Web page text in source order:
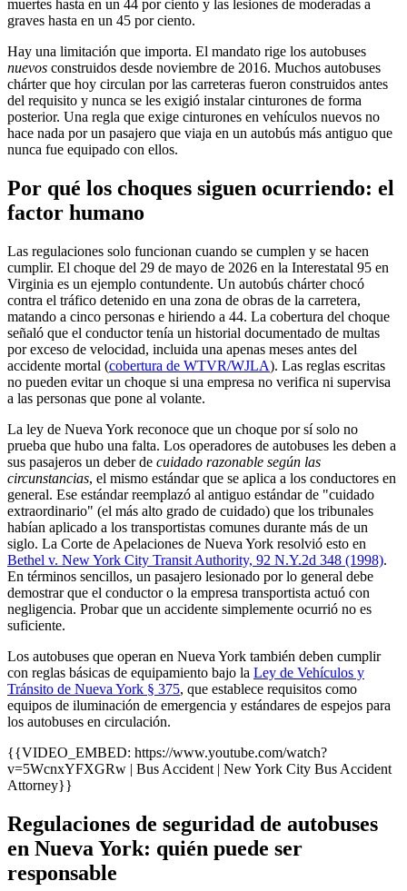
muertes hasta en un 44 por ciento y las lesiones de moderadas a
graves hasta en un 45 por ciento.
Hay una limitación que importa. El mandato rige los autobuses
nuevos construidos desde noviembre de 2016. Muchos autobuses
chárter que hoy circulan por las carreteras fueron construidos antes
del requisito y nunca se les exigió instalar cinturones de forma
posterior. Una regla que exige cinturones en vehículos nuevos no
hace nada por un pasajero que viaja en un autobús más antiguo que
nunca fue equipado con ellos.
Por qué los choques siguen ocurriendo: el
factor humano
Las regulaciones solo funcionan cuando se cumplen y se hacen
cumplir. El choque del 29 de mayo de 2026 en la Interestatal 95 en
Virginia es un ejemplo contundente. Un autobús chárter chocó
contra el tráfico detenido en una zona de obras de la carretera,
matando a cinco personas e hiriendo a 44. La cobertura del choque
señaló que el conductor tenía un historial documentado de multas
por exceso de velocidad, incluida una apenas meses antes del
accidente mortal (cobertura de WTVR/WJLA). Las reglas escritas
no pueden evitar un choque si una empresa no verifica ni supervisa
a las personas que pone al volante.
La ley de Nueva York reconoce que un choque por sí solo no
prueba que hubo una falta. Los operadores de autobuses les deben a
sus pasajeros un deber de cuidado razonable según las
circunstancias, el mismo estándar que se aplica a los conductores en
general. Ese estándar reemplazó al antiguo estándar de "cuidado
extraordinario" (el más alto grado de cuidado) que los tribunales
habían aplicado a los transportistas comunes durante más de un
siglo. La Corte de Apelaciones de Nueva York resolvió esto en
Bethel v. New York City Transit Authority, 92 N.Y.2d 348 (1998).
En términos sencillos, un pasajero lesionado por lo general debe
demostrar que el conductor o la empresa transportista actuó con
negligencia. Probar que un accidente simplemente ocurrió no es
suficiente.
Los autobuses que operan en Nueva York también deben cumplir
con reglas básicas de equipamiento bajo la Ley de Vehículos y
Tránsito de Nueva York § 375, que establece requisitos como
equipos de iluminación de emergencia y estándares de espejos para
los autobuses en circulación.
{{VIDEO_EMBED: https://www.youtube.com/watch?
v=5WcnxYFXGRw | Bus Accident | New York City Bus Accident
Attorney}}
Regulaciones de seguridad de autobuses
en Nueva York: quién puede ser
responsable